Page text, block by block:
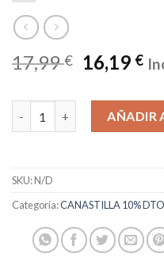
17,99€ 16,19 €
ZAPATOS PEUQUE cantidad
AÑADIR
SKU:N/D
Categoría:CANASTILLA 10%